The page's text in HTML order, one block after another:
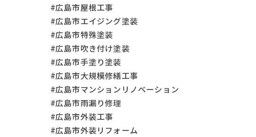
#広島市屋根工事
#広島市エイジング塗装
#広島市特殊塗装
#広島市吹き付け塗装
#広島市手塗り塗装
#広島市大規模修繕工事
#広島市マンションリノベーション
#広島市雨漏り修理
#広島市外装工事
#広島市外装リフォーム